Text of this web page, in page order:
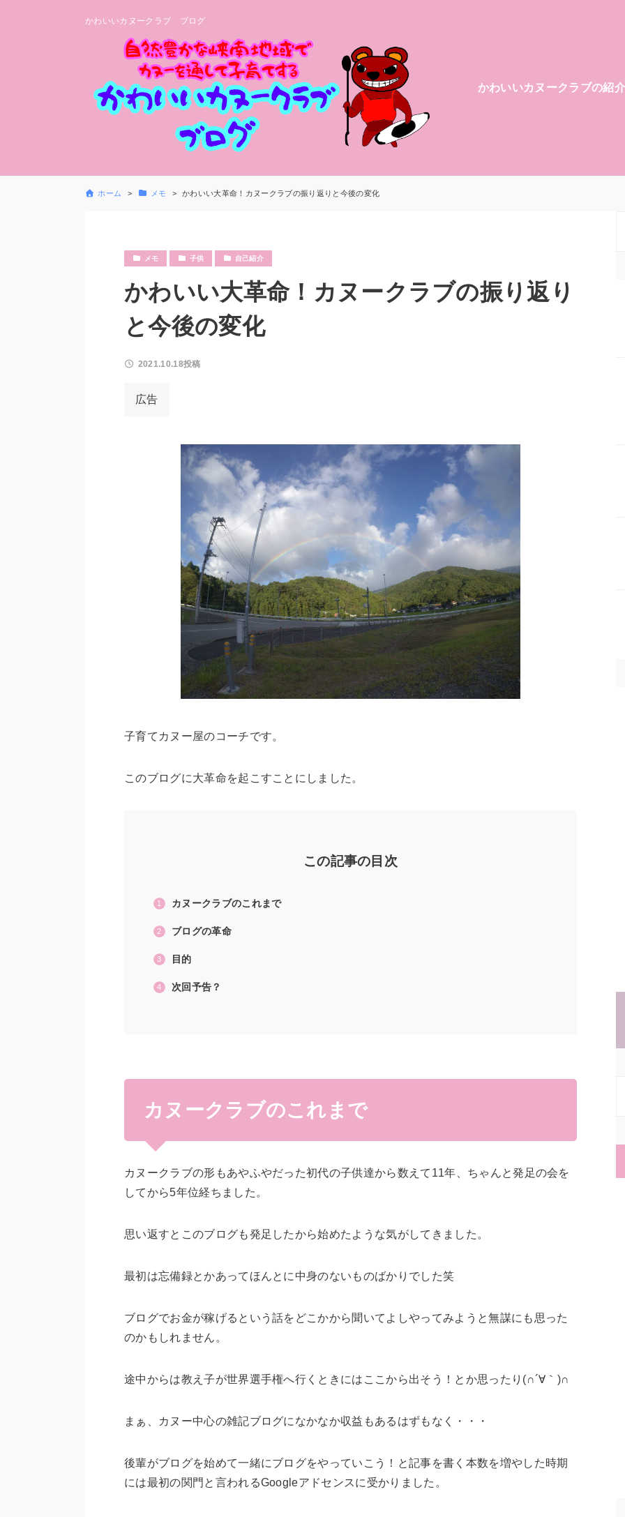
かわいいカヌークラブ ブログ
かわいいカヌークラブの紹介
ホーム メモ かわいい大革命！カヌークラブの振り返りと今後の変化
メモ 子供 自己紹介
かわいい大革命！カヌークラブの振り返り
と今後の変化
2021.10.18投稿
広告
子育てカヌー屋のコーチです。
このブログに大革命を起こすことにしました。
この記事の目次
カヌークラブのこれまで
ブログの革命
目的
次回予告？
カヌークラブのこれまで
カヌークラブの形もあやふやだった初代の子供達から数えて11年、ちゃんと発足の会を
してから5年位経ちました。
思い返すとこのブログも発足したから始めたような気がしてきました。
最初は忘備録とかあってほんとに中身のないものばかりでした笑
ブログでお金が稼げるという話をどこかから聞いてよしやってみようと無謀にも思った
のかもしれません。
途中からは教え子が世界選手権へ行くときにはここから出そう！とか思ったり(∩´∀｀)∩
まぁ、カヌー中心の雑記ブログになかなか収益もあるはずもなく・・・
後輩がブログを始めて一緒にブログをやっていこう！と記事を書く本数を増やした時期
には最初の関門と言われるGoogleアドセンスに受かりました。